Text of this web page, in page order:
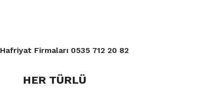
Hafriyat Firmaları 0535 712 20 82
HER TÜRLÜ